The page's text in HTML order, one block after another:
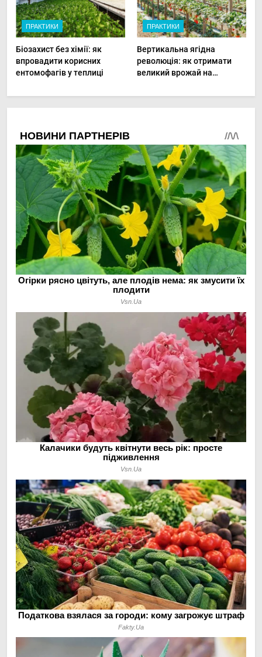
ПРАКТИКИ
Біозахист без хімії: як
впровадити корисних
ентомофагів у теплиці
ПРАКТИКИ
Вертикальна ягідна
революція: як отримати
великий врожай на